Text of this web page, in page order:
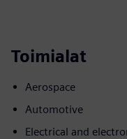
Toimialat
Aerospace
Automotive
Electrical and